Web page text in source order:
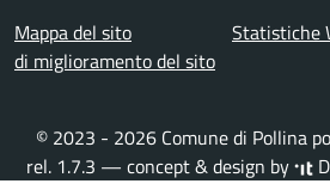
Mappa del sito Statistiche
di miglioramento del sito
© 2023 - 2026 Comune di Pollina
rel. 1.7.3 — concept & design by